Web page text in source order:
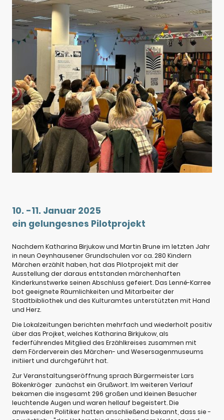
10. -11. Januar 2025
ein gelungesnes Pilotprojekt
Nachdem Katharina Birjukow und Martin Brune im letzten Jahr
in neun Oeynhausener Grundschulen vor ca. 280 Kindern
Märchen erzählt haben, hat das Pilotprojekt mit der
Ausstellung der daraus entstanden märchenhaften
Kinderkunstwerke seinen Abschluss gefeiert. Das Lenné-Karree
bot geeignete Räumlichkeiten und Mitarbeiter der
Stadtbibliothek und des Kulturamtes unterstützten mit Hand
und Herz.
Die Lokalzeitungen berichten mehrfach und wiederholt positiv
über das Projket, welches Katharina Birkjukow, als
federführendes Mitglied des Erzählkreises zusammen mit
dem Förderverein des Märchen- und Wesersagenmuseums
initiiert und durchgeführt hat.
Zur Veranstaltungseröffnung sprach Bürgermeister Lars
Bökenkröger zunächst ein Grußwort. Im weiteren Verlauf
bekamen die insgesamt 296 großen und kleinen Besucher
leuchtende Augen und waren hellauf begeistert. Die
anwesenden Politiker hatten anschließend bekannt, dass sie -